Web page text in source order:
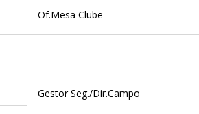
Of.Mesa Clube
Gestor Seg./Dir.Campo